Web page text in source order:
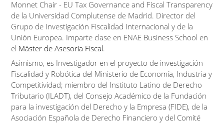
Monnet Chair - EU Tax Governance and Fiscal Transparency
de la Universidad Complutense de Madrid. Director del
Grupo de Investigación Fiscalidad Internacional y de la
Unión Europea. Imparte clase en ENAE Business School en
el Máster de Asesoría Fiscal.
Asimismo, es Investigador en el proyecto de investigación
Fiscalidad y Robótica del Ministerio de Economía, Industria y
Competitividad; miembro del Instituto Latino de Derecho
Tributario (ILADT), del Consejo Académico de la Fundación
para la investigación del Derecho y la Empresa (FIDE), de la
Asociación Española de Derecho Financiero y del Comité